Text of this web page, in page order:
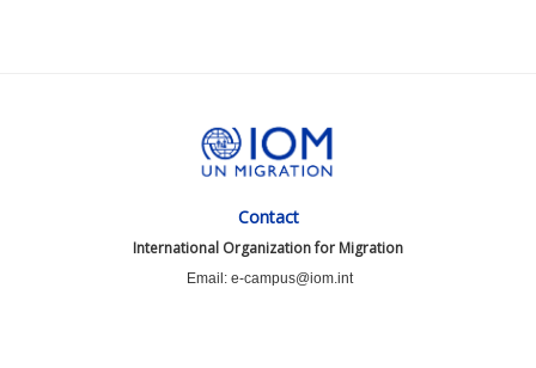
Contact
International Organization for Migration
Email: e-campus@iom.int